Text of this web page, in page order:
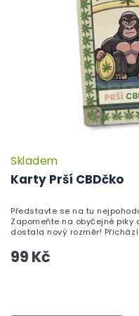
Karty Prší CBDčko
Skladem
99 Kč
Představte se na tu
Zapomeňte na obyčejné piky
dostala nový rozměr! Přichází